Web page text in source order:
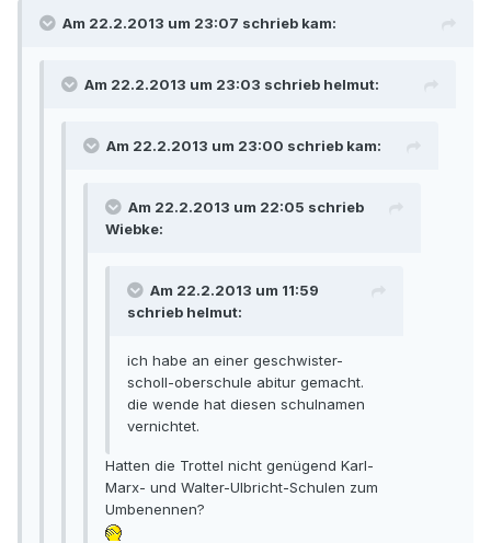
Am 22.2.2013 um 23:07 schrieb kam:
Am 22.2.2013 um 23:03 schrieb helmut:
Am 22.2.2013 um 23:00 schrieb kam:
Am 22.2.2013 um 22:05 schrieb
Wiebke:
Am 22.2.2013 um 11:59
schrieb helmut:
ich habe an einer geschwister-
scholl-oberschule abitur gemacht.
die wende hat diesen schulnamen
vernichtet.
Hatten die Trottel nicht genügend Karl-
Marx- und Walter-Ulbricht-Schulen zum
Umbenennen?